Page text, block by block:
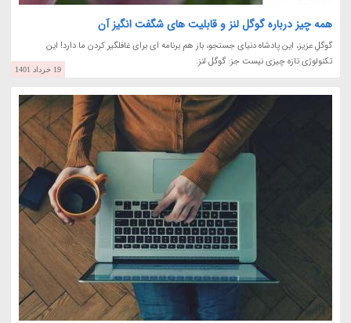
همه چیز درباره گوگل لنز و قابلیت های شگفت انگیز آن
گوگلِ عزیز، این پادشاه دنیای جستجو، باز هم برنامه ای برای غافلگیر کردن ما دارد! این
تکنولوژی تازه چیزی نیست جز: گوگل لنز.
19 خرداد 1401